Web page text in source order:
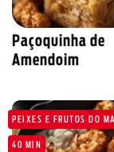
Paçoquinha de
Amendoim
PEIXES E FRUTOS DO
40 MIN